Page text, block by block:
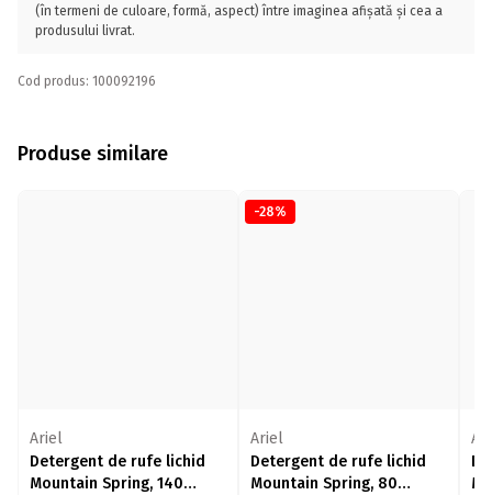
(în termeni de culoare, formă, aspect) între imaginea afișată și cea a
produsului livrat.
Cod produs: 100092196
Produse similare
Ariel
Detergent de rufe lichid
Mountain Spring, 140
-28%
Ariel
Detergent de rufe lichid
Mountain Spring, 80